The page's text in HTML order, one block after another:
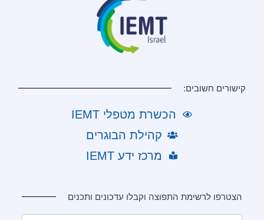
קישורים חשובים:
הכשרת מטפלי IEMT
קהילת הבוגרים
מרכז ידע IEMT
הצטרפו לרשימת התפוצה וקבלו עדכונים ותכנים